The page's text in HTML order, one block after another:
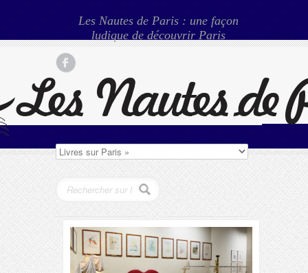
Les Nautes de Paris : une façon
ludique de découvrir Paris